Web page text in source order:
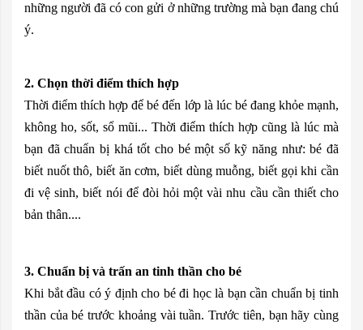
những người đã có con gửi ở những trường mà bạn đang chú
ý.
2. Chọn thời điểm thích hợp
Thời điểm thích hợp để bé đến lớp là lúc bé đang khỏe mạnh,
không ho, sốt, sổ mũi... Thời điểm thích hợp cũng là lúc mà
bạn đã chuẩn bị khá tốt cho bé một số kỹ năng như: bé đã
biết nuốt thô, biết ăn cơm, biết dùng muỗng, biết gọi khi cần
đi vệ sinh, biết nói để đòi hỏi một vài nhu cầu cần thiết cho
bản thân....
3. Chuẩn bị và trấn an tinh thần cho bé
Khi bắt đầu có ý định cho bé đi học là bạn cần chuẩn bị tinh
thần của bé trước khoảng vài tuần. Trước tiên, bạn hãy cùng